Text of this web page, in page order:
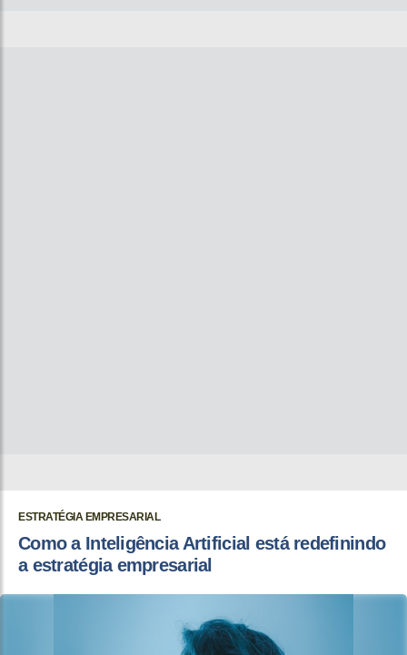
ESTRATÉGIA EMPRESARIAL
Como a Inteligência Artificial está redefinindo
a estratégia empresarial